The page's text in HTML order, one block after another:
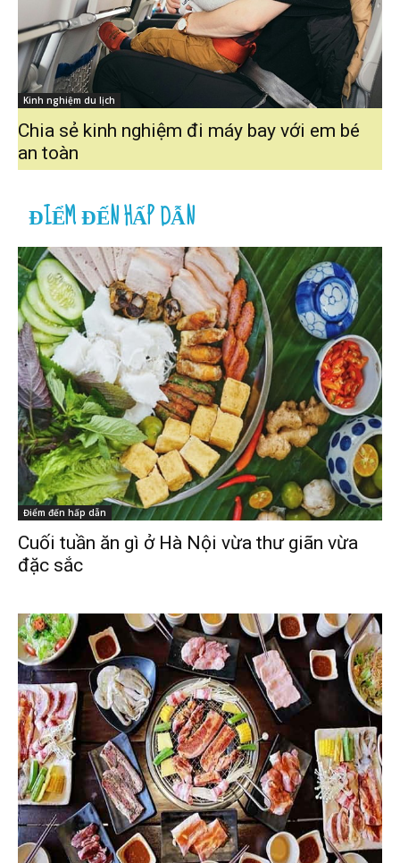
Kinh nghiệm du lịch
Chia sẻ kinh nghiệm đi máy bay với em bé
an toàn
ĐIỂM ĐẾN HẤP DẪN
Điểm đến hấp dẫn
Cuối tuần ăn gì ở Hà Nội vừa thư giãn vừa
đặc sắc